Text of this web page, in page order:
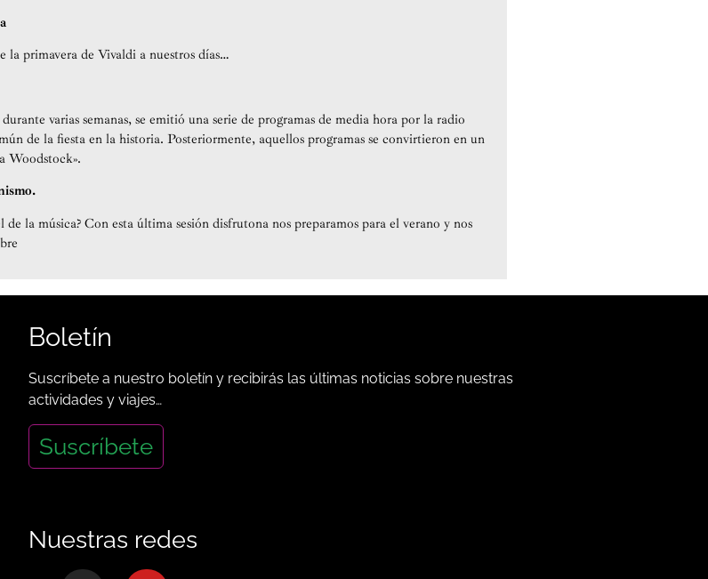
la primavera de Vivaldi a nuestros días…
varias semanas, se emitió una serie de programas de media hora por la radio
de la fiesta en la historia. Posteriormente, aquellos programas se convirtieron en un
Woodstock».
de la música? Con esta última sesión disfrutona nos preparamos para el verano y nos
Boletín
Suscríbete a nuestro boletín y recibirás las últimas noticias sobre nuestras
actividades y viajes…
Suscríbete
Nuestras redes